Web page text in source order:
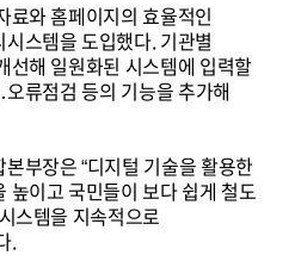
료와 홈페이지의 효율적인
스템을 도입했다. 기관별
선해 일원화된 시스템에 입력할
류점검 등의 기능을 추가해
부장은 “디지털 기술을 활용한
높이고 국민들이 보다 쉽게 철도
스템을 지속적으로
.